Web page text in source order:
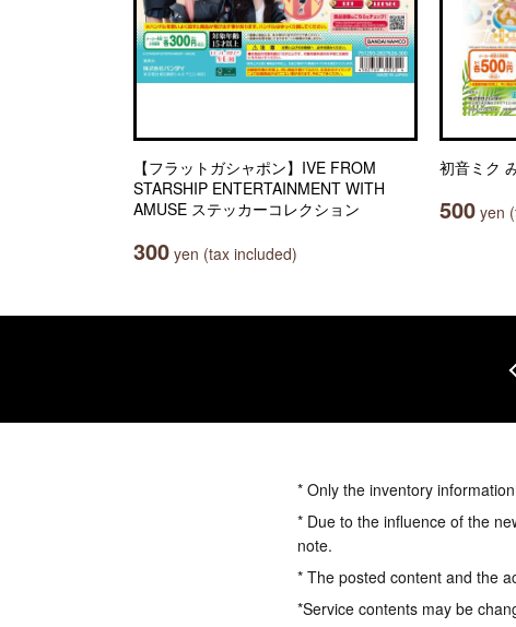
【フラットガシャポン】IVE FROM
STARSHIP ENTERTAINMENT WITH
AMUSE ステッカーコレクション
300 yen (tax included)
初音ミク
500 yen
* Only the inventory
* Due to the influence of the
note.
* The posted content and the
*Service contents may be